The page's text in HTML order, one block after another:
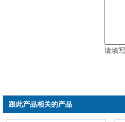
请填写
跟此产品相关的产品